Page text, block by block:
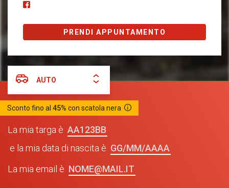
PRENDI APPUNTAMENTO
AUTO
Sconto fino al 45% con scatola nera
La mia targa è
AA123BB
e la mia data di nascita è
GG/MM/AAAA
La mia email è NOME@MAIL.IT